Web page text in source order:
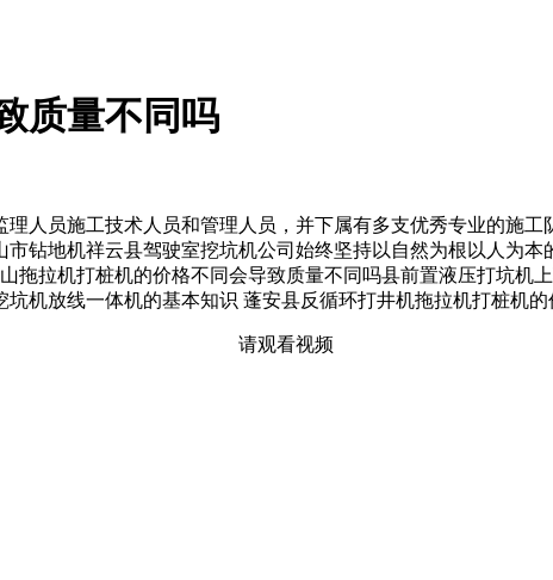
质量不同吗
员施工技术人员和管理人员，并下属有多支优秀专业的施工
钻地机祥云县驾驶室挖坑机公司始终坚持以自然为根以人为
拖拉机打桩机的价格不同会导致质量不同吗县前置液压打坑机
机放线一体机的基本知识 蓬安县反循环打井机拖拉机打桩机
请观看视频